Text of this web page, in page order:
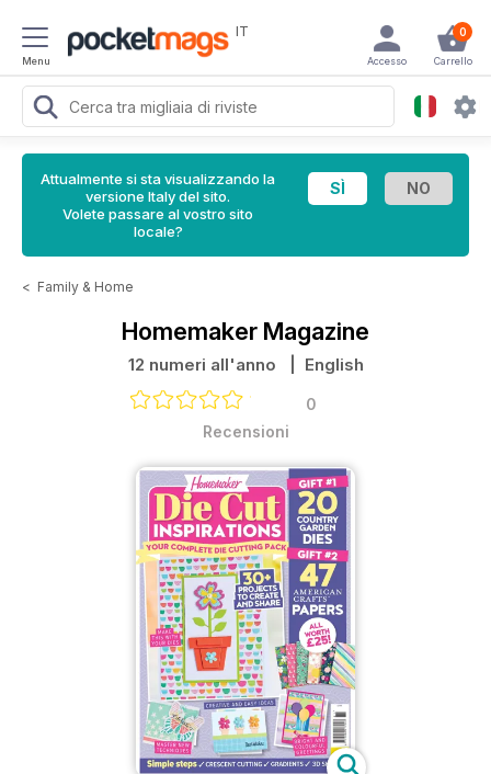
Menu
IT 0
Carrello
Accesso
Attualmente si sta visualizzando la
versione Italy del sito.
Volete passare al vostro sito
locale?
< Family & Home
Homemaker Magazine
12 numeri all'anno | English
0
Recensioni